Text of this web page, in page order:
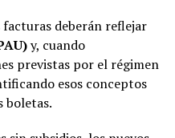
deberán reflejar
y, cuando
previstas por el régimen
esos conceptos
boletas.